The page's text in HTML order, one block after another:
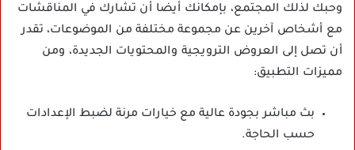
وحبك لذلك المجتمع، بإمكانك أيضا أن تشارك في المناقشات
مع أشخاص آخرين عن مجموعة مختلفة من الموضوعات، تقدر
أن تصل إلى العروض الترويجية والمحتويات الجديدة، ومن
مميزات التطبيق:
بث مباشر بجودة عالية مع خيارات مرنة لضبط الإعدادات
حسب الحاجة.